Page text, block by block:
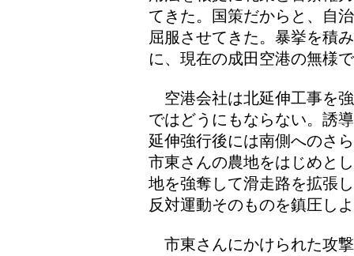
てきた。国策だからと、自
屈服させてきた。暴挙を積
に、現在の成田空港の無様
空港会社は北延伸工事を
ではどうにもならない。誘
延伸強行後には南側へのさ
市東さんの農地をはじめと
地を強奪して滑走路を拡張
反対運動そのものを鎮圧し
市東さんにかけられた攻